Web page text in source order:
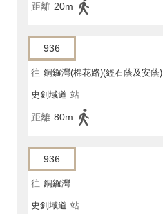
距離 20m
936
往 銅鑼灣(棉花路)(經石蔭及安蔭)
史釗域道 站
距離 80m
936
往 銅鑼灣
史釗域道 站